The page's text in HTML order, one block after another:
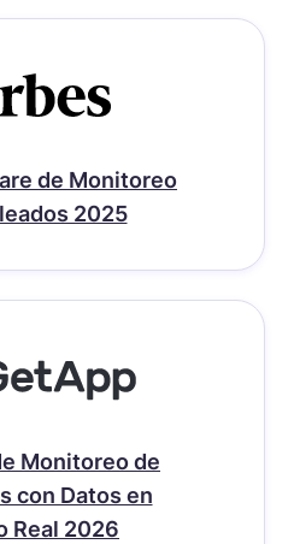
de Monitoreo
2025
Monitoreo de
con Datos en
Real 2026